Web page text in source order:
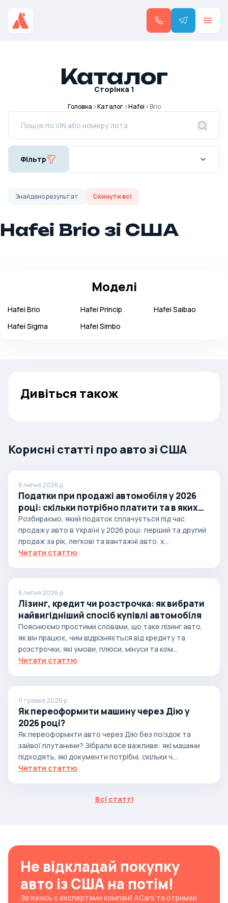
Каталог
Сторінка 1
Головна Каталог Hafei Brio
Фільтр
Знайденорезультат Скинути всі
Hafei Brio зі США
Моделі
Hafei Brio Hafei Princip Hafei Saibao
Hafei Sigma Hafei Simbo
Дивіться також
Корисні статті про авто зі США
8 липня 2026 р.
Податки при продажі автомобіля у 2026
році: скільки потрібно платити та в яких
випадках
Розбираємо, який податок сплачується під час
продажу авто в Україні у 2026 році: перший та другий
продаж за рік, легкові та вантажні авто, х...
Читати статтю
6 липня 2026 р.
Лізинг, кредит чи розстрочка: як вибрати
найвигідніший спосіб купівлі автомобіля
Пояснюємо простими словами, що таке лізинг авто,
як він працює, чим відрізняється від кредиту та
розстрочки, які умови, плюси, мінуси та ком...
Читати статтю
11 травня 2026 р.
Як переоформити машину через Дію у
2026 році?
Як переоформити авто через Дію без поїздок та
зайвої плутанини? Зібрали все важливе: які машини
підходять, які документи потрібні, скільки ч...
Читати статтю
Всі статті
Не відкладай покупку
авто із США на потім!
Зв’яжись с експертами компанії ACars та отримай